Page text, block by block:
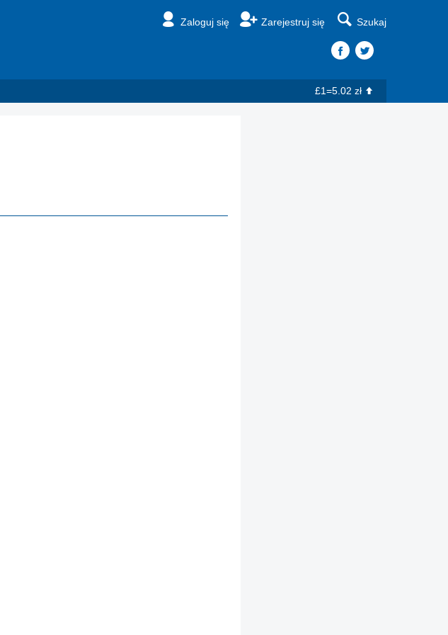
Zaloguj się Zarejestruj się Szukaj
£1=5.02 zł